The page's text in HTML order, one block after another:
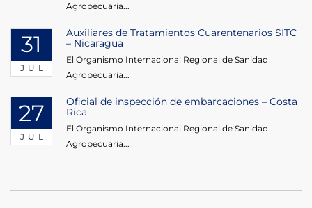
Agropecuaria...
31
JUL
Auxiliares de Tratamientos Cuarentenarios SITC
– Nicaragua
El Organismo Internacional Regional de Sanidad
Agropecuaria...
27
JUL
Oficial de inspección de embarcaciones – Costa
Rica
El Organismo Internacional Regional de Sanidad
Agropecuaria...